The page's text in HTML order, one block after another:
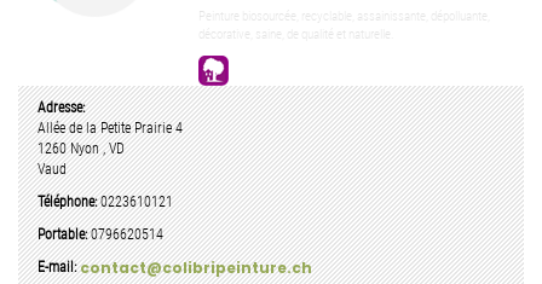
Peinture biosourcée, recyclable, assainissante, dépolluante,
décorative, saine, de qualité et naturelle.
Adresse:
Allée de la Petite Prairie 4
1260 Nyon,VD
Vaud
Téléphone:0223610121
Portable:0796620514
E-mail:contact@colibripeinture.ch